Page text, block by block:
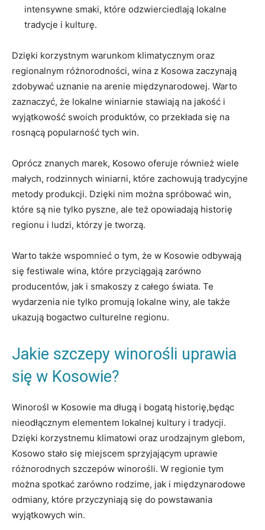
intensywne⁤ smaki,‍ które odzwierciedlają lokalne
⁣tradycje i⁤ kulturę.
Dzięki korzystnym warunkom⁤ klimatycznym oraz
regionalnym różnorodności, wina z ⁤Kosowa zaczynają
zdobywać uznanie⁣ na arenie międzynarodowej. Warto
zaznaczyć, że lokalne winiarnie⁣ stawiają na ⁢jakość ⁤i‍
wyjątkowość swoich produktów, ‍co przekłada się na
rosnącą popularność tych win.
Oprócz znanych ⁤marek, Kosowo oferuje również wiele
małych, rodzinnych winiarni, które zachowują tradycyjne
metody produkcji.​ Dzięki⁣ nim ⁢można ⁣spróbować win,
⁣które⁤ są nie tylko pyszne, ale też⁣ opowiadają⁤ historię
‍regionu i ludzi, którzy je tworzą.
Warto także‌ wspomnieć o tym, że w Kosowie odbywają
się festiwale wina, które‌ przyciągają zarówno
producentów, ⁢jak ⁤i smakoszy z całego ‌świata. Te
wydarzenia nie tylko⁢ promują lokalne winy, ⁤ale ⁣także⁢
ukazują bogactwo culturelne regionu.
Jakie szczepy ​winorośli uprawia
się ​w Kosowie?
Winorośl w​ Kosowie ma długą i bogatą historię,będąc
nieodłącznym elementem lokalnej kultury ‍i tradycji.
Dzięki ⁢korzystnemu klimatowi oraz urodzajnym ⁣glebom,
Kosowo ​stało ⁢się miejscem ⁢sprzyjającym⁤ uprawie
różnorodnych‌ szczepów winorośli. W regionie tym
można spotkać zarówno rodzime, ‌jak i międzynarodowe
odmiany, które przyczyniają się do powstawania
‌wyjątkowych​ win.